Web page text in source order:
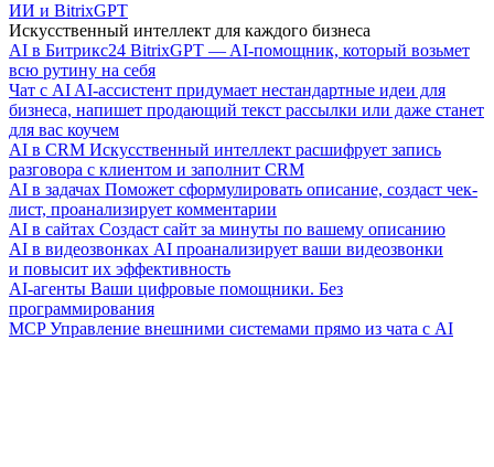
ИИ и BitrixGPT
Искусственный интеллект для каждого бизнеса
AI в Битрикс24 BitrixGPT — AI-помощник, который возьмет
всю рутину на себя
Чат с AI AI-ассистент придумает нестандартные идеи для
бизнеса, напишет продающий текст рассылки или даже станет
для вас коучем
AI в CRM Искусственный интеллект расшифрует запись
разговора с клиентом и заполнит CRM
AI в задачах Поможет сформулировать описание, создаст чек-
лист, проанализирует комментарии
AI в сайтах Создаст сайт за минуты по вашему описанию
AI в видеозвонках AI проанализирует ваши видеозвонки
и повысит их эффективность
AI-агенты Ваши цифровые помощники. Без
программирования
MCP Управление внешними системами прямо из чата с AI